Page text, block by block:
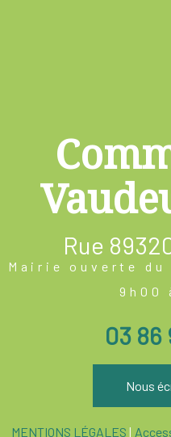
Rue
Mairie ouverte du
9h00
03 86
Nous
MENTIONS LÉGALES